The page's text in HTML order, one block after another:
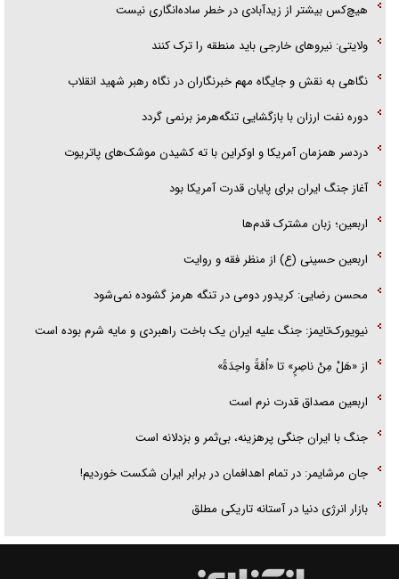
هیچ‌کس بیشتر از زیدآبادی در خطر ساده‌انگاری نیست
ولایتی: نیرو‌های خارجی باید منطقه را ترک کنند
نگاهی به نقش و جایگاه مهم خبرنگاران در نگاه رهبر شهید انقلاب
دوره نفت ارزان با بازگشایی تنگه‌هرمز برنمی گردد
دردسر همزمان آمریکا و اوکراین با ته کشیدن موشک‌های پاتریوت
آغاز جنگ ایران برای پایان قدرت آمریکا بود
اربعین؛ زبان مشترک قدم‌ها
اربعین حسینی (ع) از منظر فقه و روایت
محسن رضایی: کریدور دومی در تنگه هرمز گشوده نمی‌شود
نیویورک‌تایمز: جنگ علیه ایران یک باخت راهبردی و مایه شرم بوده است
از «هَلْ مِنْ ناصِرٍ» تا «اُمَّةً واحِدَةً»
اربعین مصداق قدرت نرم است
جنگ با ایران جنگی پرهزینه، بی‌ثمر و بزدلانه است
جان مرشایمر: در تمام اهدافمان در برابر ایران شکست خوردیم!
بازار انرژی دنیا در آستانه تاریکی مطلق